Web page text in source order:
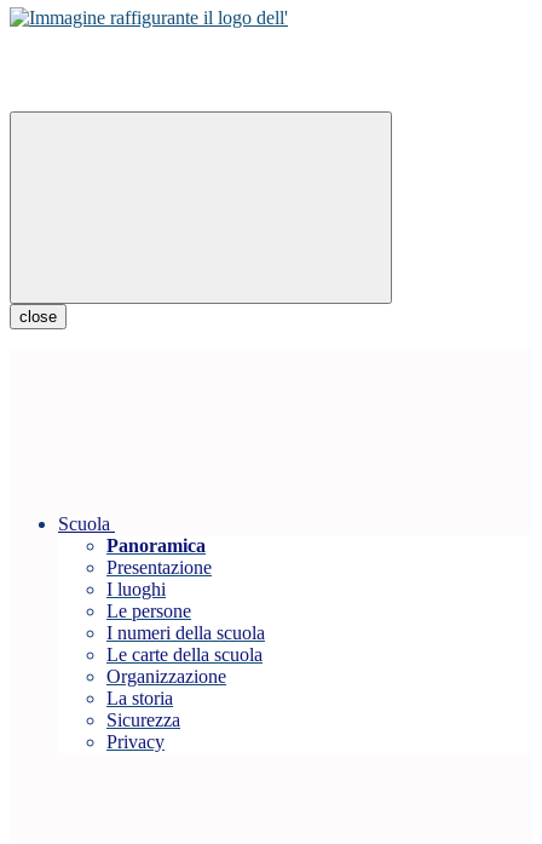
close
Scuola
Panoramica
Presentazione
I luoghi
Le persone
I numeri della scuola
Le carte della scuola
Organizzazione
La storia
Sicurezza
Privacy